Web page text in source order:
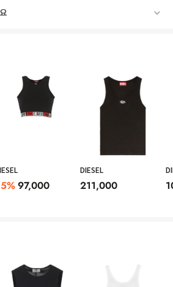
%97,000
DIESEL
211,000